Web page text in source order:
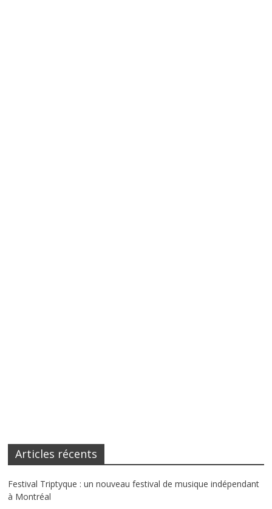
Articles récents
Festival Triptyque : un nouveau festival de musique indépendant
à Montréal